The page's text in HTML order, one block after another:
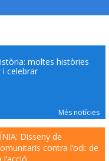
moltes històries
i celebrar
Més notícies
Disseny de
contra l’odi: de